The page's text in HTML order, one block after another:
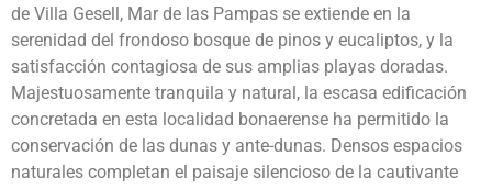
de Villa Gesell, Mar de las Pampas se extiende en la
serenidad del frondoso bosque de pinos y eucaliptos, y la
satisfacción contagiosa de sus amplias playas doradas.
Majestuosamente tranquila y natural, la escasa edificación
concretada en esta localidad bonaerense ha permitido la
conservación de las dunas y ante-dunas. Densos espacios
naturales completan el paisaje silencioso de la cautivante